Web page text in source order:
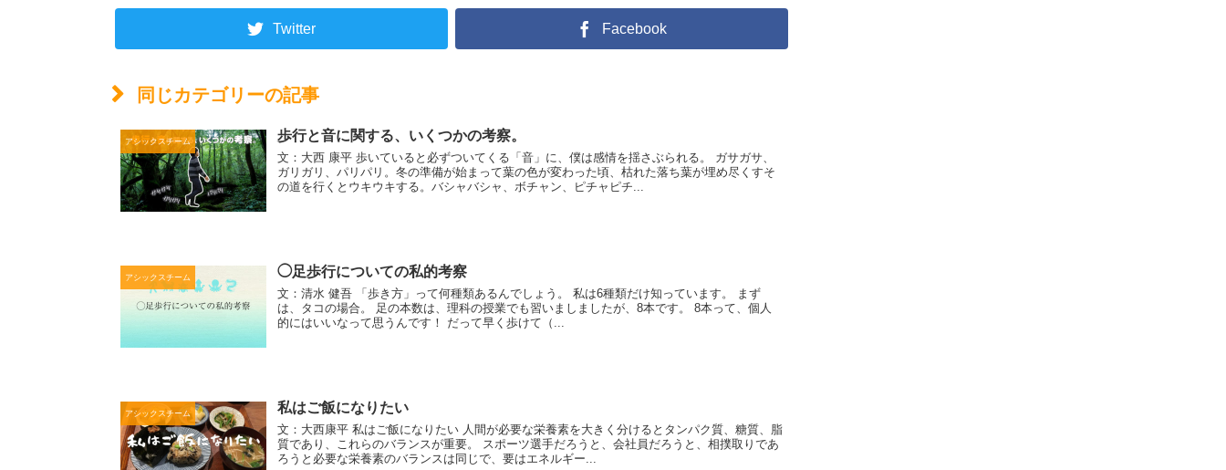
Twitter Facebook
同じカテゴリーの記事
アシックスチーム 歩行と音に関する、いくつかの考察。
文：大西 康平 歩いていると必ずついてくる「音」に、僕は感情を揺さぶられる。 ガサガサ、
ガリガリ、パリパリ。冬の準備が始まって葉の色が変わった頃、枯れた落ち葉が埋め尽くすそ
の道を行くとウキウキする。バシャバシャ、ボチャン、ピチャピチ...
アシックスチーム ◯足歩行についての私的考察
文：清水 健吾 「歩き方」って何種類あるんでしょう。 私は6種類だけ知っています。 まず
は、タコの場合。 足の本数は、理科の授業でも習いましましたが、8本です。 8本って、個人
的にはいいなって思うんです！ だって早く歩けて（...
アシックスチーム 私はご飯になりたい
文：大西康平 私はご飯になりたい 人間が必要な栄養素を大きく分けるとタンパク質、糖質、脂
質であり、これらのバランスが重要。 スポーツ選手だろうと、会社員だろうと、相撲取りであ
ろうと必要な栄養素のバランスは同じで、要はエネルギー...